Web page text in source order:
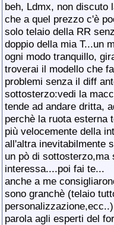
beh, Ldmx, non discuto
che a quel prezzo c'è
solo telaio della RR
doppio della mia T...un
ogni modo tranquillo,
troverai il modello che
problemi senza il diff
sottosterzo:vedi la
tende ad andare dritta,
perchè la ruota esterna
più velocemente della
all'altra inevitabilmente
un pò di sottosterzo,ma
interessa....poi fai te...
anche a me
sono granchè (telaio
parola agli esperti del